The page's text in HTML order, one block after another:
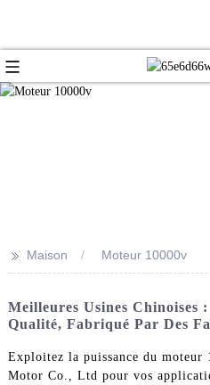
>> Maison Moteur 10000v
Meilleures Usines Chinoises
Qualité, Fabriqué Par Des
Exploitez la puissance du
Motor Co., Ltd pour vos